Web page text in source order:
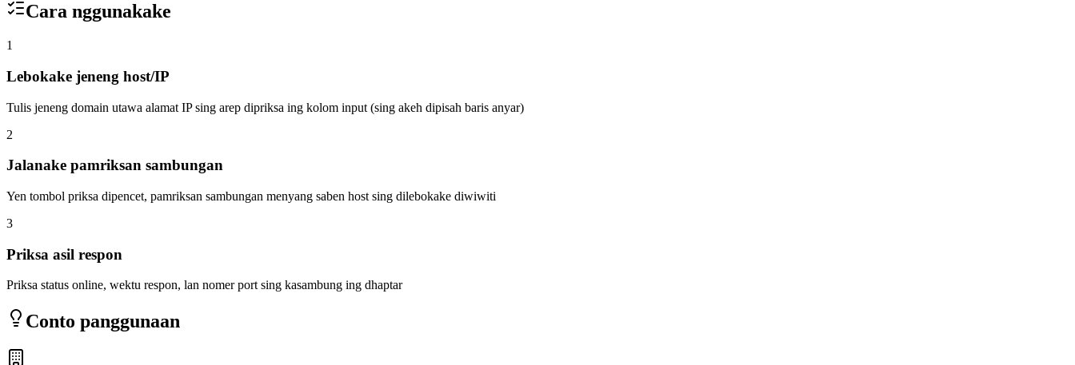
Cara nggunakake
1
Lebokake jeneng host/IP
Tulis jeneng domain utawa alamat IP sing arep dipriksa ing kolom input (sing akeh dipisah baris anyar)
2
Jalanake pamriksan sambungan
Yen tombol priksa dipencet, pamriksan sambungan menyang saben host sing dilebokake diwiwiti
3
Priksa asil respon
Priksa status online, wektu respon, lan nomer port sing kasambung ing dhaptar
Conto panggunaan